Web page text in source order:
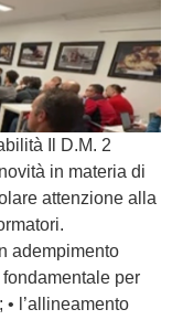
Il D.M. 2
in materia di
attenzione alla
adempimento
per
l’allineamento